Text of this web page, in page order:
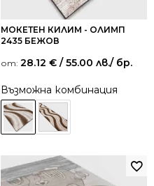
МОКЕТЕН КИЛИМ - ОЛИМП
2435 БЕЖОВ
от: 28.12 € / 55.00 лв./ бр.
Възможна комбинация